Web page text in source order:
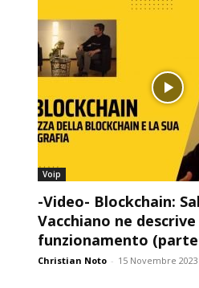
Voip
-Video- Blockchain:
Vacchiano ne
funzionamento
Christian Noto - 15 Novembre 2023